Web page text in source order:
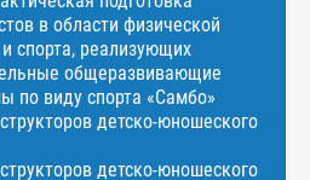
в области физической
спорта, реализующих
общеразвивающие
по виду спорта «Самбо»
детско-юношеского
детско-юношеского